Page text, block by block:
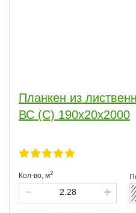
Планкен из
ВС (С) 190x20x2000
Кол-во, м2